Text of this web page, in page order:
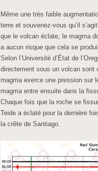
Même une très faible
terre et souvenez-vous qu’il
que le volcan éclate, le magma
a aucun risque que cela se
Selon l’Université d’État de
directement sous un volcan sont
magma exerce une pression sur
magma entre ensuite dans la
Chaque fois que la roche se
Teide a éclaté pour la dernière
la crête de Santiago.